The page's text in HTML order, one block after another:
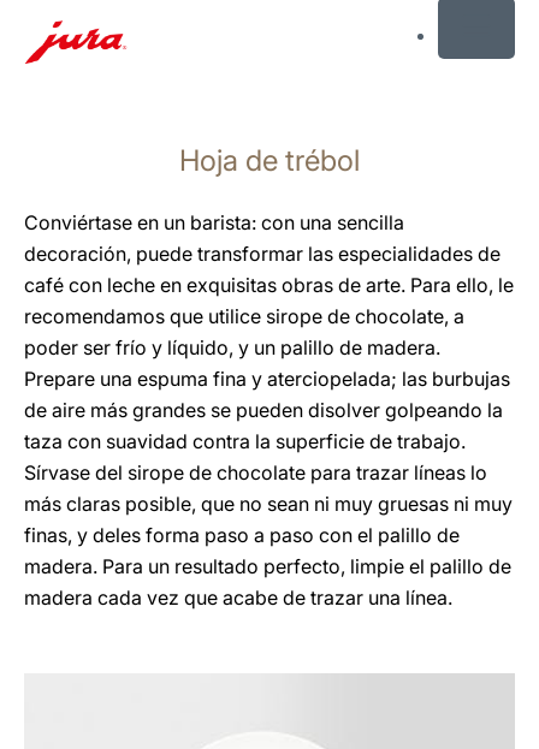
Saltar
búsqueda
Hoja de trébol
Conviértase en un barista: con una sencilla
decoración, puede transformar las especialidades de
café con leche en exquisitas obras de arte. Para ello, le
recomendamos que utilice sirope de chocolate, a
poder ser frío y líquido, y un palillo de madera.
Prepare una espuma fina y aterciopelada; las burbujas
de aire más grandes se pueden disolver golpeando la
taza con suavidad contra la superficie de trabajo.
Sírvase del sirope de chocolate para trazar líneas lo
más claras posible, que no sean ni muy gruesas ni muy
finas, y deles forma paso a paso con el palillo de
madera. Para un resultado perfecto, limpie el palillo de
madera cada vez que acabe de trazar una línea.